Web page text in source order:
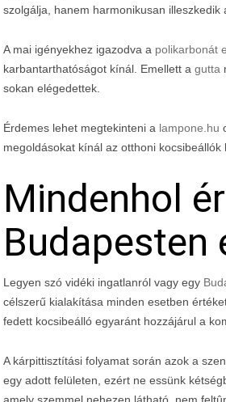
szolgálja, hanem harmonikusan illeszkedik
A mai igényekhez igazodva a polikarbonát
karbantarthatóságot kínál. Emellett a gutta
sokan elégedettek.
Érdemes lehet megtekinteni a lampone.hu
megoldásokat kínál az otthoni kocsibeállók
Mindenhol
Budapesten
Legyen szó vidéki ingatlanról vagy egy
célszerű kialakítása minden esetben
fedett kocsibeálló egyaránt hozzájárul a
A kárpittisztítási folyamat során azok a
egy adott felületen, ezért ne essünk
amely szemmel nehezen látható, nem